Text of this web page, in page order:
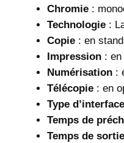
t
:
3
2
.
a
b
i
z
h
b
4
5
8
Chromie :
Technologie :
Copie : en
Impression : en
Numérisation :
Télécopie : en
Type d’interface
Temps de
Temps de